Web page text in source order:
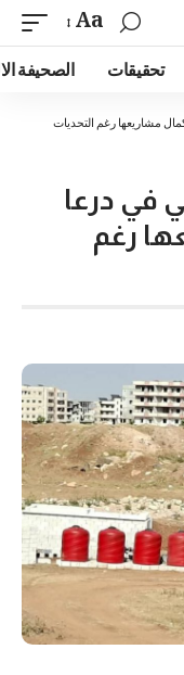
Aa
تحقيقات الصحيفة
مشاريعها رغم التحديات
في درعا
رغم